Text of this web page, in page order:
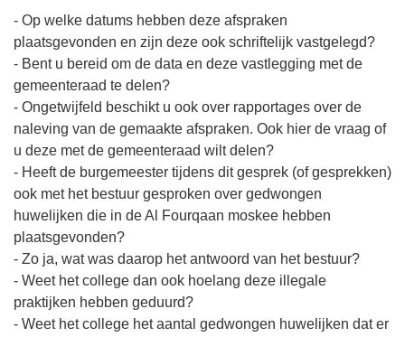
- Op welke datums hebben deze afspraken
plaatsgevonden en zijn deze ook schriftelijk vastgelegd?
- Bent u bereid om de data en deze vastlegging met de
gemeenteraad te delen?
- Ongetwijfeld beschikt u ook over rapportages over de
naleving van de gemaakte afspraken. Ook hier de vraag of
u deze met de gemeenteraad wilt delen?
- Heeft de burgemeester tijdens dit gesprek (of gesprekken)
ook met het bestuur gesproken over gedwongen
huwelijken die in de Al Fourqaan moskee hebben
plaatsgevonden?
- Zo ja, wat was daarop het antwoord van het bestuur?
- Weet het college dan ook hoelang deze illegale
praktijken hebben geduurd?
- Weet het college het aantal gedwongen huwelijken dat er